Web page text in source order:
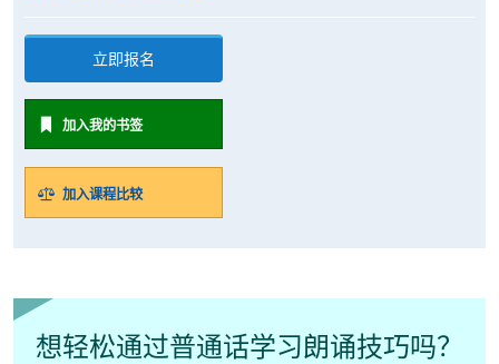
立即报名
加入我的书签
加入课程比较
想轻松通过普通话学习朗诵技巧吗？